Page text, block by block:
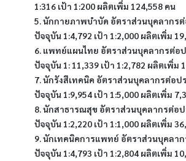
1:316 เป้า 1:200 ผลิตเพิ่ม 124,558 คน
5. นักกายภาพบำบัด อัตราส่วนบุคลากร
ปัจจุบัน 1:4,792 เป้า 1:2,000 ผลิตเพิ่ม
6. แพทย์แผนไทย อัตราส่วนบุคลากรต่อ
ปัจจุบัน 1: 11,339 เป้า 1:2,782 ผลิตเพิ่ม
7. นักรังสีเทคนิค อัตราส่วนบุคลากรต่อป
ปัจจุบัน 1:9,954 เป้า 1:5,000 ผลิตเพิ่ม
8. นักสาธารณสุข อัตราส่วนบุคลากรต่อ
ปัจจุบัน 1:2,220 เป้า 1:1,000 ผลิตเพิ่ม
9. นักเทคนิคการแพทย์ อัตราส่วนบุคลา
ปัจจุบัน 1:4,793 เป้า 1:2,804 ผลิตเพิ่ม